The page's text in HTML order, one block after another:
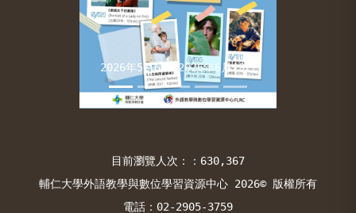
2026年5月6日-2026年6月19日
目前瀏覽人次：：630,367
輔仁大學外語教學與數位學習資源中心 2026© 版權所有
電話：02-2905-3759